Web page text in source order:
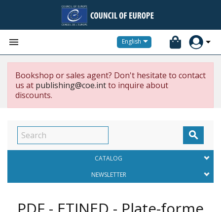
 English
Bookshop or sales agent? Don't hesitate to contact
us at publishing@coe.intto inquire about
discounts.

CATALOG
NEWSLETTER